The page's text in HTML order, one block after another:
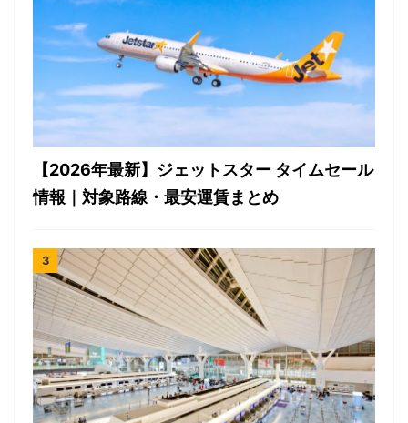
【2026年最新】ジェットスター タイムセール
情報｜対象路線・最安運賃まとめ